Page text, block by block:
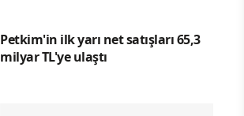
Petkim'in ilk yarı net satışları 65,3
milyar TL'ye ulaştı